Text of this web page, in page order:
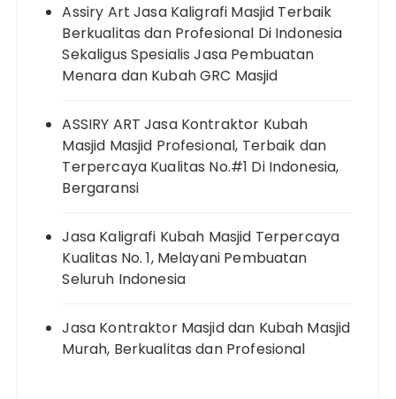
Assiry Art Jasa Kaligrafi Masjid Terbaik
Berkualitas dan Profesional Di Indonesia
Sekaligus Spesialis Jasa Pembuatan
Menara dan Kubah GRC Masjid
ASSIRY ART Jasa Kontraktor Kubah
Masjid Masjid Profesional, Terbaik dan
Terpercaya Kualitas No.#1 Di Indonesia,
Bergaransi
Jasa Kaligrafi Kubah Masjid Terpercaya
Kualitas No. 1, Melayani Pembuatan
Seluruh Indonesia
Jasa Kontraktor Masjid dan Kubah Masjid
Murah, Berkualitas dan Profesional